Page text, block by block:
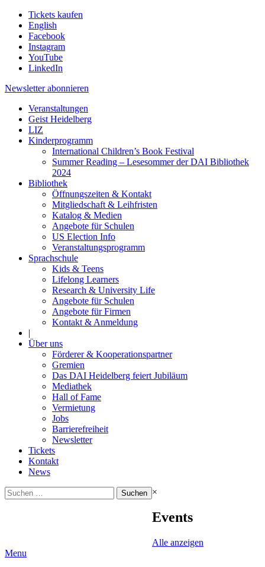
Tickets kaufen
English
Facebook
Instagram
YouTube
LinkedIn
Newsletter abonnieren
Veranstaltungen
Geist Heidelberg
LIZ
Kinderprogramm
International Children’s Book Festival
Summer Reading – Lesesommer der DAI Bibliothek
2024
Bibliothek
Öffnungszeiten & Kontakt
Mitgliedschaft & Leihfristen
Katalog & Medien
Angebote für Schulen
US Election Info
Veranstaltungsprogramm
Sprachschule
Kids & Teens
Lifelong Learners
Research & University Life
Angebote für Schulen
Angebote für Firmen
Kontakt & Anmeldung
|
Über uns
Förderer & Kooperationspartner
Gremien
Das DAI Heidelberg feiert Jubiläum
Mediathek
Hall of Fame
Vermietung
Jobs
Barrierefreiheit
Newsletter
Tickets
Kontakt
News
Suchen
nach:
×
Events
Alle anzeigen
Menu